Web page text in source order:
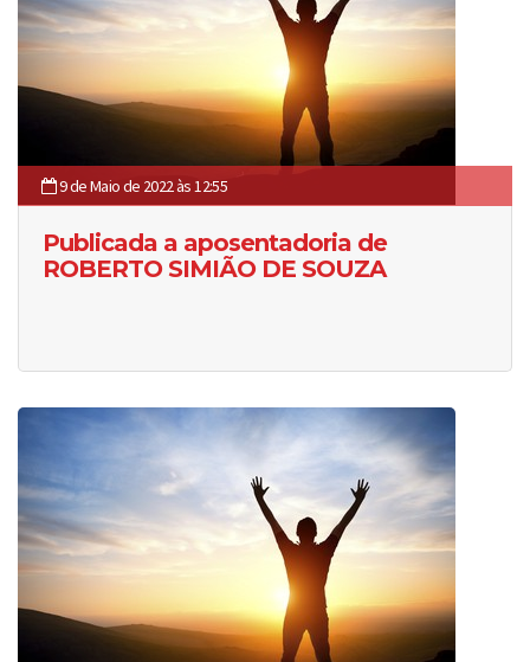
9 de Maio de 2022 às 12:55
Publicada a aposentadoria de
ROBERTO SIMIÃO DE SOUZA